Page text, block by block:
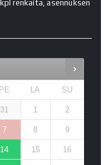
renkaita, asennuksen
PE LA SU
31 1 2
7 8 9
14 15 16